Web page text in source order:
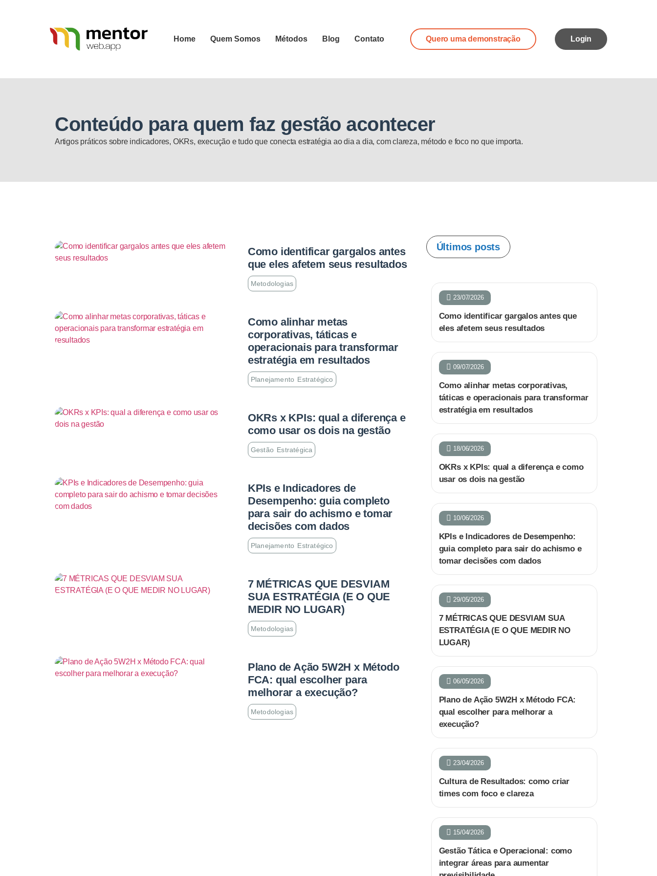
Home Quem Somos Métodos Blog Contato Quero uma demonstração Login
Conteúdo para quem faz gestão acontecer
Artigos práticos sobre indicadores, OKRs, execução e tudo que conecta estratégia ao dia a dia, com clareza, método e foco no que importa.
Como identificar gargalos antes
que eles afetem seus resultados
Metodologias
Como alinhar metas
corporativas, táticas e
operacionais para transformar
estratégia em resultados
Planejamento Estratégico
OKRs x KPIs: qual a diferença e
como usar os dois na gestão
Gestão Estratégica
KPIs e Indicadores de
Desempenho: guia completo
para sair do achismo e tomar
decisões com dados
Planejamento Estratégico
7 MÉTRICAS QUE DESVIAM
SUA ESTRATÉGIA (E O QUE
MEDIR NO LUGAR)
Metodologias
Plano de Ação 5W2H x Método
FCA: qual escolher para
melhorar a execução?
Metodologias
Últimos posts
23/07/2026
Como identificar gargalos antes que
eles afetem seus resultados
09/07/2026
Como alinhar metas corporativas,
táticas e operacionais para transformar
estratégia em resultados
18/06/2026
OKRs x KPIs: qual a diferença e como
usar os dois na gestão
10/06/2026
KPIs e Indicadores de Desempenho:
guia completo para sair do achismo e
tomar decisões com dados
29/05/2026
7 MÉTRICAS QUE DESVIAM SUA
ESTRATÉGIA (E O QUE MEDIR NO
LUGAR)
06/05/2026
Plano de Ação 5W2H x Método FCA:
qual escolher para melhorar a
execução?
23/04/2026
Cultura de Resultados: como criar
times com foco e clareza
15/04/2026
Gestão Tática e Operacional: como
integrar áreas para aumentar